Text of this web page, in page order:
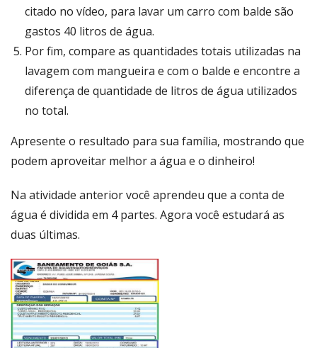
citado no vídeo, para lavar um carro com balde são
gastos 40 litros de água.
Por fim, compare as quantidades totais utilizadas na
lavagem com mangueira e com o balde e encontre a
diferença de quantidade de litros de água utilizados
no total.
Apresente o resultado para sua família, mostrando que
podem aproveitar melhor a água e o dinheiro!
Na atividade anterior você aprendeu que a conta de
água é dividida em 4 partes. Agora você estudará as
duas últimas.